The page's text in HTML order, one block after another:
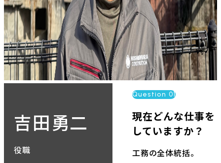
吉田勇二
役職
Question 01
現在どんな仕事を
していますか？
工務の全体統括。